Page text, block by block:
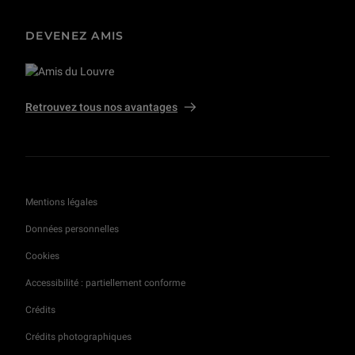
DEVENEZ AMIS
Retrouvez tous nos avantages
Mentions légales
Données personnelles
Cookies
Accessibilité : partiellement conforme
Crédits
Crédits photographiques